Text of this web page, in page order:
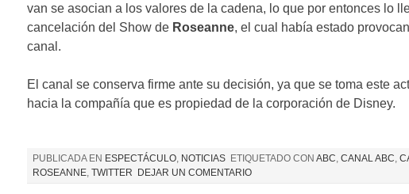
van se asocian a los valores de la cadena, lo que por entonces lo
cancelación del Show de Roseanne, el cual había estado
canal.
El canal se conserva firme ante su decisión, ya que se toma este
hacia la compañía que es propiedad de la corporación de Disney.
PUBLICADA EN ESPECTÁCULO, NOTICIAS ETIQUETADO CON ABC, CANAL ABC,
ROSEANNE, TWITTER DEJAR UN COMENTARIO